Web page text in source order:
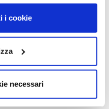
i cookie
necessari